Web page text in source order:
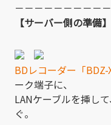
－－－－－－－－－
【サーバー側の準備】
BDレコーダー「BDZ-
ーク端子に、
LANケーブルを挿し
ぐ。